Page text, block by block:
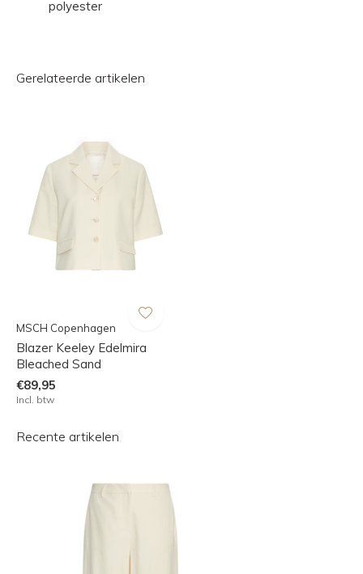
polyester
Gerelateerde artikelen
MSCH Copenhagen
Blazer Keeley Edelmira
Bleached Sand
€89,95
Incl. btw
Recente artikelen